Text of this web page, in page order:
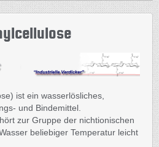
ist ein wasserlösliches,
und Bindemittel.
zur Gruppe der nichtionischen
beliebiger Temperatur leicht